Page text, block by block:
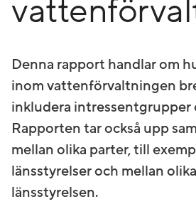
Denna rapport handlar om
inom vattenförvaltningen
inkludera intressentgrupper
Rapporten tar också upp
mellan olika parter, till
länsstyrelser och mellan
länsstyrelsen.